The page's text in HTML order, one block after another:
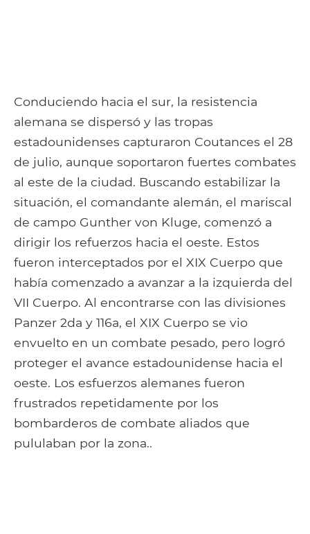
Conduciendo hacia el sur, la resistencia
alemana se dispersó y las tropas
estadounidenses capturaron Coutances el 28
de julio, aunque soportaron fuertes combates
al este de la ciudad. Buscando estabilizar la
situación, el comandante alemán, el mariscal
de campo Gunther von Kluge, comenzó a
dirigir los refuerzos hacia el oeste. Estos
fueron interceptados por el XIX Cuerpo que
había comenzado a avanzar a la izquierda del
VII Cuerpo. Al encontrarse con las divisiones
Panzer 2da y 116a, el XIX Cuerpo se vio
envuelto en un combate pesado, pero logró
proteger el avance estadounidense hacia el
oeste. Los esfuerzos alemanes fueron
frustrados repetidamente por los
bombarderos de combate aliados que
pululaban por la zona..